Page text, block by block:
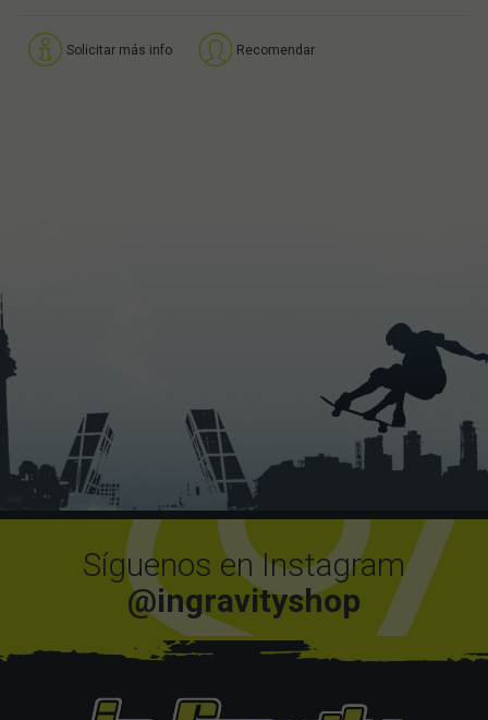
Solicitar más info Recomendar
Síguenos en Instagram
@ingravityshop